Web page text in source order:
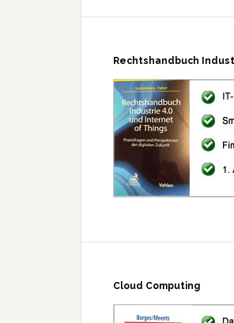
Rechtshandbuch
Cloud Computing